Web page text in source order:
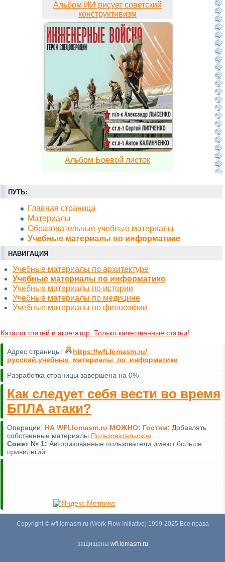
Альбом ИИ рисует советский
конструктивизм
Альбом Боевой листок
ПУТЬ:
Главная страница
Материалы
Образовательные учебные материалы
Учебные материалы по информатике
НАВИГАЦИЯ
Учебные материалы по архитектуре
Учебные материалы по информатике
Учебные материалы по истории
Учебные материалы по медицине
Учебные материалы по философии
Каталог статей и агрегатор. Только качественные статьи!
Адрес страницы:
https://wfi.lomasm.ru/
русский.учебные_материалы_по_информатике
Разработка страницы завершена на 0%
Как следует себя вести во время
БПЛА атаки?
Операции: НА WFI.lomasm.ru МОЖНО: Гостям: Добавлять
собственные материалы Пользовательское
Совет № 1: Авторизованные пользователи имеют больше
привилегий
Copyright © wfi.lomasm.ru (Work Flow Initiative) 1999-2025 Все права
защищены wfi.lomasm.ru